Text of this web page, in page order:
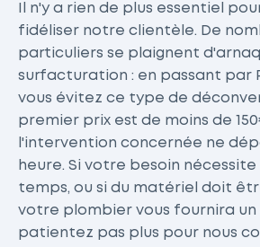
Il n'y a rien de plus essentiel
fidéliser notre clientèle. De
particuliers se plaignent
surfacturation : en passant par
vous évitez ce type de
premier prix est de moins de
l'intervention concernée ne
heure. Si votre besoin
temps, ou si du matériel doit
votre plombier vous fournira un
patientez pas plus pour nous